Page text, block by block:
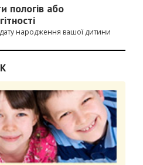
пологів або
дату народження вашої дитини